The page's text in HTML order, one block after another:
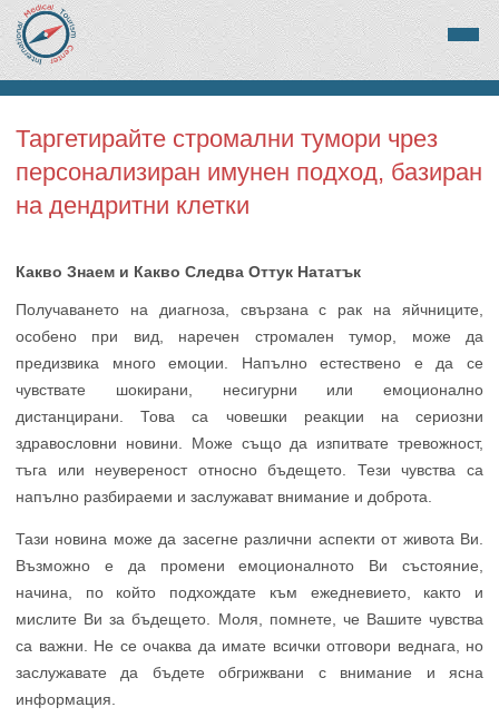
Таргетирайте стромални тумори чрез
персонализиран имунен подход, базиран
на дендритни клетки
Какво Знаем и Какво Следва Оттук Нататък
Получаването на диагноза, свързана с рак на яйчниците,
особено при вид, наречен стромален тумор, може да
предизвика много емоции. Напълно естествено е да се
чувствате шокирани, несигурни или емоционално
дистанцирани. Това са човешки реакции на сериозни
здравословни новини. Може също да изпитвате тревожност,
тъга или неувереност относно бъдещето. Тези чувства са
напълно разбираеми и заслужават внимание и доброта.
Тази новина може да засегне различни аспекти от живота Ви.
Възможно е да промени емоционалното Ви състояние,
начина, по който подхождате към ежедневието, както и
мислите Ви за бъдещето. Моля, помнете, че Вашите чувства
са важни. Не се очаква да имате всички отговори веднага, но
заслужавате да бъдете обгрижвани с внимание и ясна
информация.